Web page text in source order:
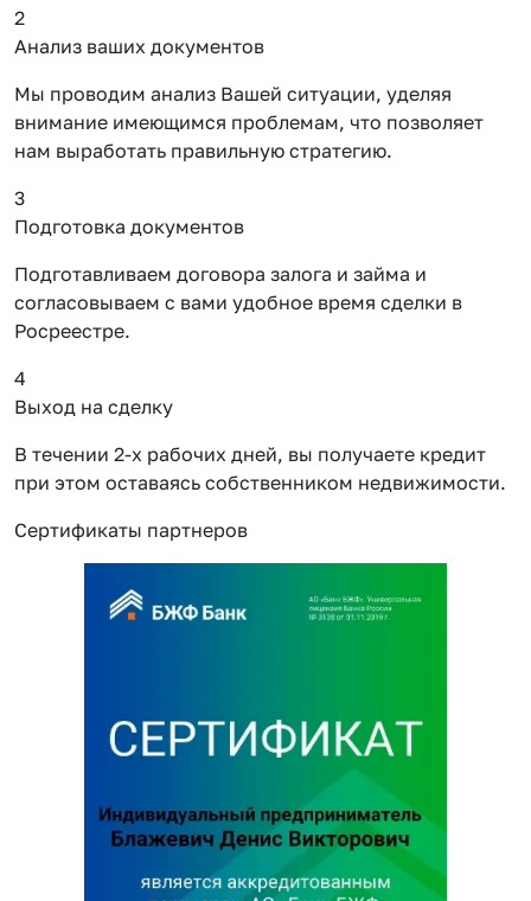
2
Анализ ваших документов
Мы проводим анализ Вашей ситуации, уделяя
внимание имеющимся проблемам, что позволяет
нам выработать правильную стратегию.
3
Подготовка документов
Подготавливаем договора залога и займа и
согласовываем с вами удобное время сделки в
Росреестре.
4
Выход на сделку
В течении 2-х рабочих дней, вы получаете кредит
при этом оставаясь собственником недвижимости.
Сертификаты партнеров